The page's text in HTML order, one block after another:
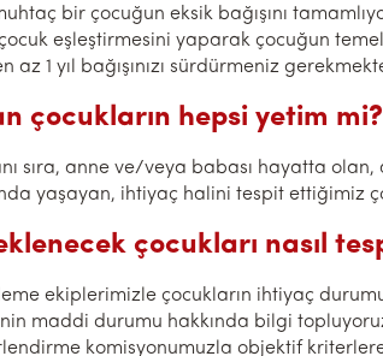
bir çocuğun eksik bağışını
eşleştirmesini yaparak çocuğun
1 yıl bağışınızı sürdürmeniz
çocukların hepsi yetim mi?
sıra, anne ve/veya babası hayatta
yaşayan, ihtiyaç halini tespit ettiğimiz
çocukları nasıl
ekiplerimizle çocukların ihtiyaç
maddi durumu hakkında bilgi
komisyonumuzla objektif